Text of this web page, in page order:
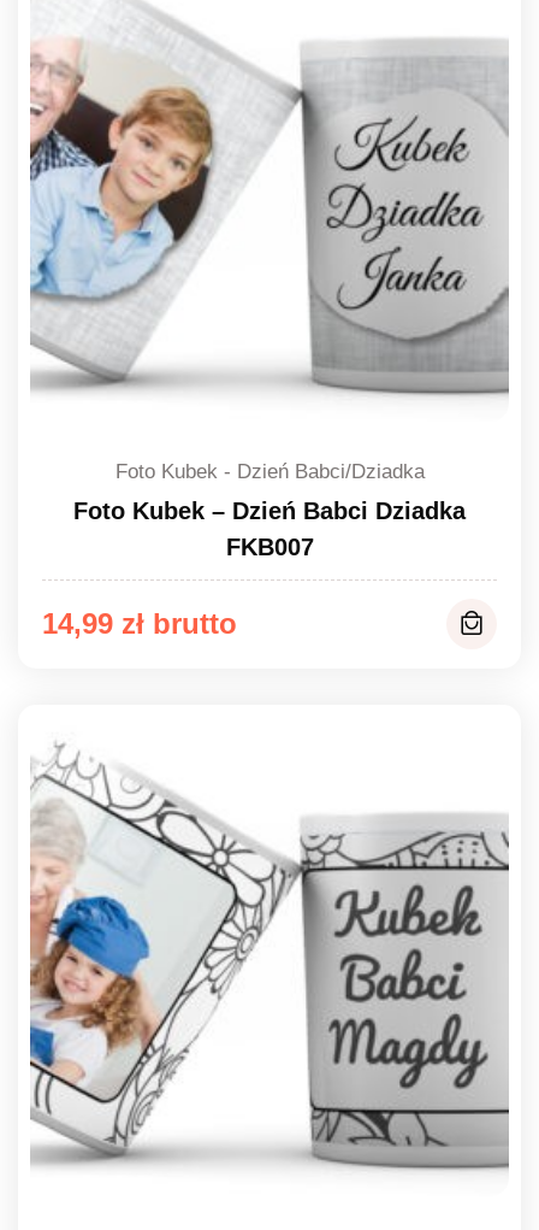
Foto Kubek - Dzień Babci/Dziadka
Foto Kubek – Dzień Babci Dziadka
FKB007
14,99 zł